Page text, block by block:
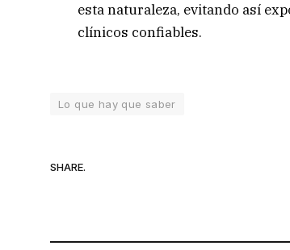
esta naturaleza, evitando así
clínicos confiables.
Lo que hay que saber
SHARE.